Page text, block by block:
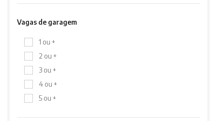
Vagas de garagem
1 ou +
2 ou +
3 ou +
4 ou +
5 ou +